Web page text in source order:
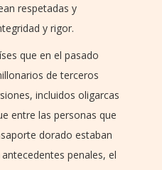
respetadas y
y rigor.
que en el pasado
de terceros
incluidos oligarcas
entre las personas que
dorado estaban
penales, el